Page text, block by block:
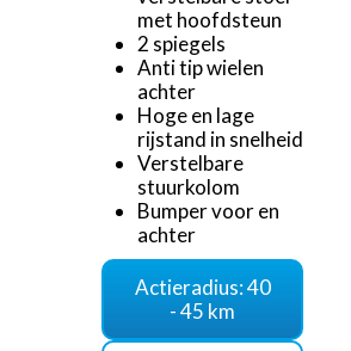
met hoofdsteun
2 spiegels
Anti tip wielen
achter
Hoge en lage
rijstand in snelheid
Verstelbare
stuurkolom
Bumper voor en
achter
Actieradius: 40
- 45 km